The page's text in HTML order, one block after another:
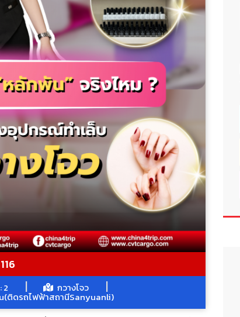
2 กวางโจว
ติดรถไฟฟ้าสถานีSanyuanli)